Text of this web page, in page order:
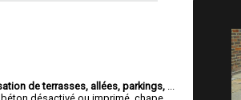
de terrasses, allées, parkings,